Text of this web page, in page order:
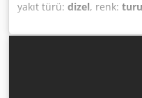
yakıt türü: dizel, renk:
, çalışma
kabin, Hamm 2411 SD
Dodpfxszaqmte Aigjkr